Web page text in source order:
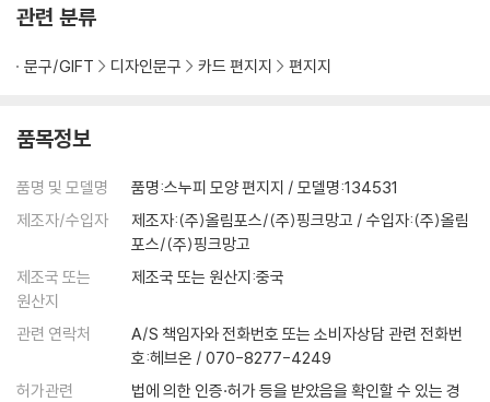
관련 분류
문구/GIFT 디자인문구 카드 편지지 편지지
품목정보
품명 및 모델명
품명:스누피 모양 편지지 / 모델명:134531
제조자/수입자
제조자:(주)올림포스/(주)핑크망고 / 수입자:(주)올림
포스/(주)핑크망고
제조국 또는
원산지
제조국 또는 원산지:중국
관련 연락처
A/S 책임자와 전화번호 또는 소비자상담 관련 전화번
호:헤브온 / 070-8277-4249
허가관련
법에 의한 인증·허가 등을 받았음을 확인할 수 있는 경